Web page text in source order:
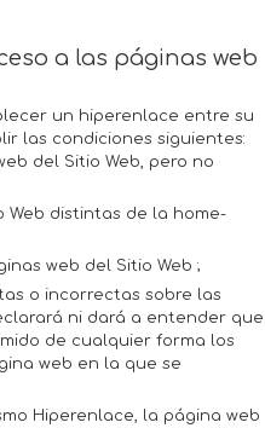
a las páginas web
un hiperenlace entre su
las condiciones siguientes:
del Sitio Web, pero no
distintas de la home-
web del Sitio Web ;
o incorrectas sobre las
ni dará a entender que
de cualquier forma los
web en la que se
Hiperenlace, la página web